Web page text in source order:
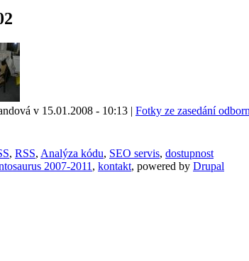
v 15.01.2008 - 10:13 | Fotky ze zasedání
, RSS, Analýza kódu, SEO servis, dostupnost
2007-2011 , kontakt, powered by Drupal